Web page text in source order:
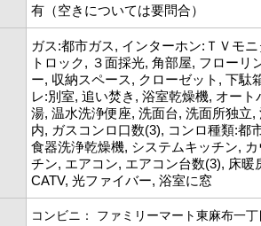
有（空きについては要問合）
ガス:都市ガス, インターホン:ＴＶモ
トロック, ３面採光, 角部屋, フローリ
ー, 収納スペース, クローゼット, 下駄
レ:別室, 追い焚き, 浴室乾燥機, オート
湯, 温水洗浄便座, 洗面台, 洗面所独立,
内, ガスコンロ口数(3), コンロ種類:都
食器洗浄乾燥機, システムキッチン,
チン, エアコン, エアコン台数(3), 床暖
CATV, 光ファイバー, 浴室に窓
コンビニ： ファミリーマート東麻布一